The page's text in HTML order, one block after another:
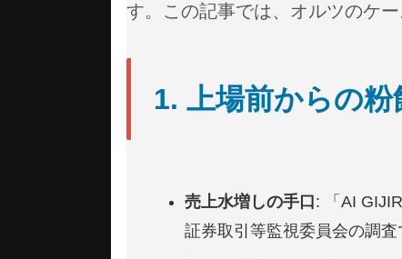
す。この記事では、オルツのケ
1. 上場前からの粉
売上水増しの手口 : 「AI
証券取引等監視委員会の調査